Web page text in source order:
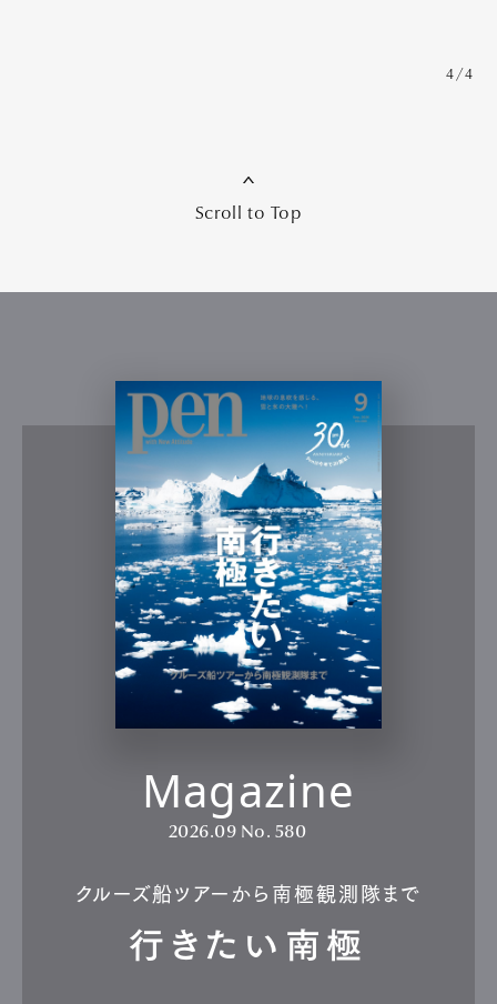
4/4
Scroll to Top
Magazine
2026.09 No. 580
クルーズ船ツアーから南極観測隊まで
行きたい南極